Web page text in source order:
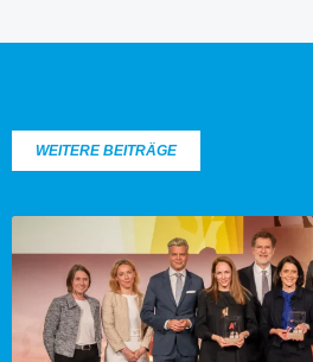
WEITERE BEITRÄGE